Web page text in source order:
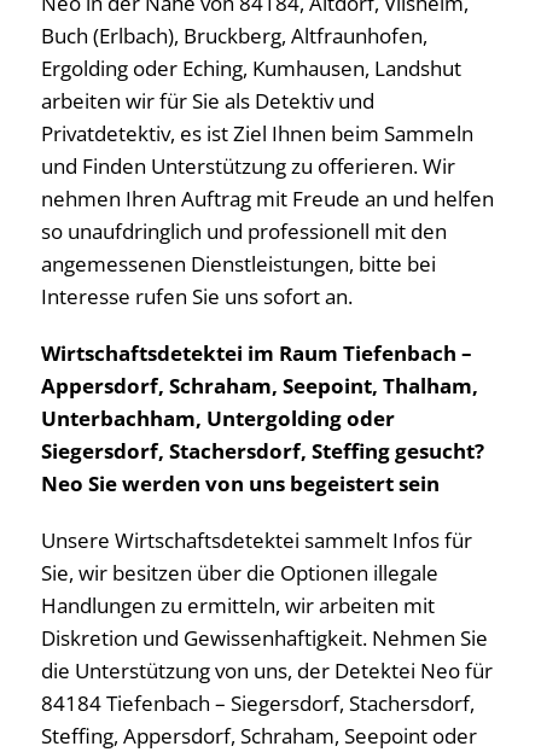
Buch (Erlbach), Bruckberg, Altfraunhofen,
Ergolding oder Eching, Kumhausen, Landshut
arbeiten wir für Sie als Detektiv und
Privatdetektiv, es ist Ziel Ihnen beim Sammeln
und Finden Unterstützung zu offerieren. Wir
nehmen Ihren Auftrag mit Freude an und helfen
so unaufdringlich und professionell mit den
angemessenen Dienstleistungen, bitte bei
Interesse rufen Sie uns sofort an.
Wirtschaftsdetektei im Raum Tiefenbach –
Appersdorf, Schraham, Seepoint, Thalham,
Unterbachham, Untergolding oder
Siegersdorf, Stachersdorf, Steffing gesucht?
Neo Sie werden von uns begeistert sein
Unsere Wirtschaftsdetektei sammelt Infos für
Sie, wir besitzen über die Optionen illegale
Handlungen zu ermitteln, wir arbeiten mit
Diskretion und Gewissenhaftigkeit. Nehmen Sie
die Unterstützung von uns, der Detektei Neo für
84184 Tiefenbach – Siegersdorf, Stachersdorf,
Steffing, Appersdorf, Schraham, Seepoint oder